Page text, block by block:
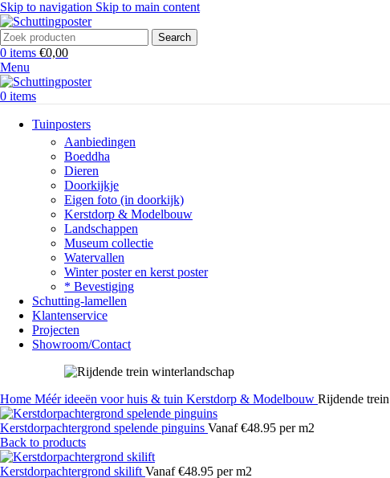
Skip to navigation Skip to main content
Search
0 items €0,00
Menu
0 items
Tuinposters
Aanbiedingen
Boeddha
Dieren
Doorkijkje
Eigen foto (in doorkijk)
Kerstdorp & Modelbouw
Landschappen
Museum collectie
Watervallen
Winter poster en kerst poster
* Bevestiging
Schutting-lamellen
Klantenservice
Projecten
Showroom/Contact
Home Méér ideeën voor huis & tuin Kerstdorp & Modelbouw Rijdende
Kerstdorpachtergrond spelende pinguins Vanaf €48.95 per m2
Back to products
Kerstdorpachtergrond skilift Vanaf €48.95 per m2